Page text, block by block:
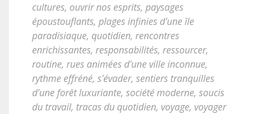
cultures, ouvrir nos esprits, paysages
époustouflants, plages infinies d'une île
paradisiaque, quotidien, rencontres
enrichissantes, responsabilités, ressourcer,
routine, rues animées d'une ville inconnue,
rythme effréné, s'évader, sentiers tranquilles
d'une forêt luxuriante, société moderne, soucis
du travail, tracas du quotidien, voyage, voyager